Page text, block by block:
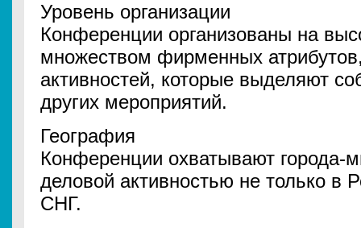
Уровень организации
Конференции организованы на
множеством фирменных
активностей, которые выделяют
других мероприятий.
География
Конференции охватывают города-
деловой активностью не только в
СНГ.